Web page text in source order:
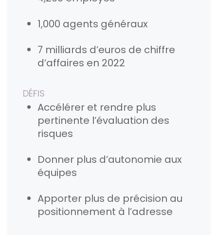
1,000 agents généraux
7 milliards d’euros de chiffre
d’affaires en 2022
DÉFIS
Accélérer et rendre plus
pertinente l’évaluation des
risques
Donner plus d’autonomie aux
équipes
Apporter plus de précision au
positionnement à l’adresse